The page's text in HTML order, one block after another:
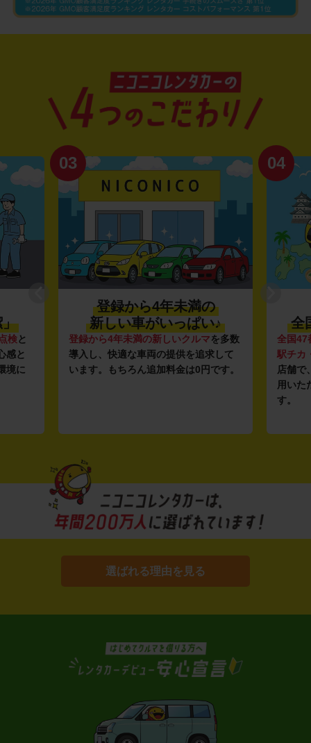
」
検と
感と
境に
03
登録から4年未満の
新しい車がいっぱい♪
登録から4年未満の新しいクルマを多数
導入し、快適な車両の提供を追求して
います。もちろん追加料金は0円です。
04
全
全国47
駅チカ
店舗で
用いた
す。
選ばれる理由を見る